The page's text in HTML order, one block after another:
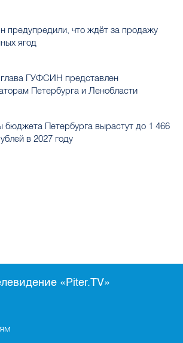
предупредили, что ждёт за продажу
ягод
ГУФСИН представлен
Петербурга и Ленобласти
бюджета Петербурга вырастут до 1 466
в 2027 году
«Piter.TV»